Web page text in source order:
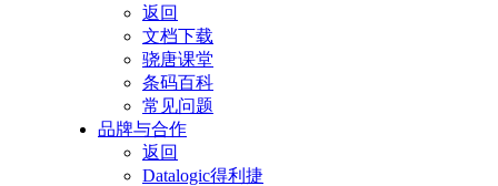
返回
文档下载
骁唐课堂
条码百科
常见问题
品牌与合作
返回
Datalogic得利捷